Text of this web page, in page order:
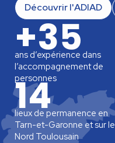
Découvrir l'ADIAD
+35
ans d’expérience dans
l’accompagnement de
personnes
14
lieux de permanence en
Tarn-et-Garonne et sur le
Nord Toulousain